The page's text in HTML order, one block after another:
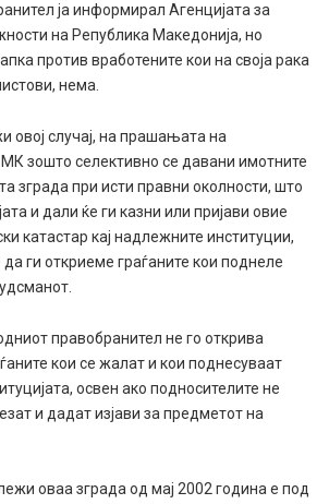
ја информирал Агенцијата за
на Република Македонија, но
против вработените кои на своја рака
нема.
овој случај, на прашањата на
селективно се давани имотните
зграда при исти правни околности, што
и дали ќе ги казни или пријави овие
катастар кај надлежните институции,
ги откриеме граѓаните кои поднеле
правобранител не го открива
кои се жалат и кои поднесуваат
освен ако подносителите не
и дадат изјави за предметот на
оваа зграда од мај 2002 година е под